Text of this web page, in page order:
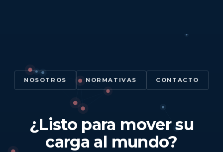
NOSOTROS NORMATIVAS CONTACTO
¿Listo para mover su
carga al mundo?